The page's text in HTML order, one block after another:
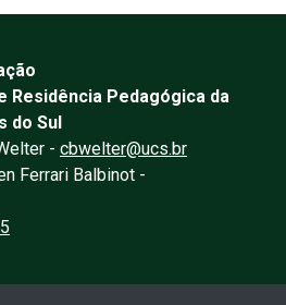
Residência Pedagógica da
do Sul
- cbwelter@ucs.br
Ferrari Balbinot -